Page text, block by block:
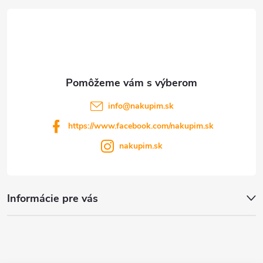
Informácie pre vás
info@nakupim.sk
https://www.facebook.com/nakupim.sk
nakupim.sk